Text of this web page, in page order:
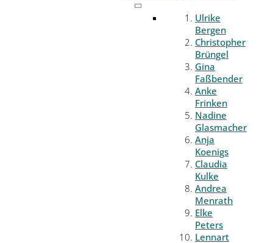
Ulrike
Bergen
Christopher
Brüngel
Gina
Faßbender
Anke
Frinken
Nadine
Glasmacher
Anja
Koenigs
Claudia
Kulke
Andrea
Menrath
Elke
Peters
Lennart